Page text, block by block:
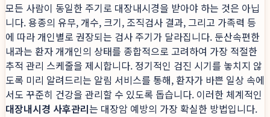
모든 사람이 동일한 주기로 대장내시경을 받아야 하는 것은 아닙
니다. 용종의 유무, 개수, 크기, 조직검사 결과, 그리고 가족력 등
에 따라 개인별로 권장되는 검사 주기가 달라집니다. 둔산속편한
내과는 환자 개개인의 상태를 종합적으로 고려하여 가장 적절한
추적 관리 스케줄을 제시합니다. 정기적인 검진 시기를 놓치지 않
도록 미리 알려드리는 알림 서비스를 통해, 환자가 바쁜 일상 속에
서도 꾸준히 건강을 관리할 수 있도록 돕습니다. 이러한 체계적인
대장내시경 사후관리는 대장암 예방의 가장 확실한 방법입니다.